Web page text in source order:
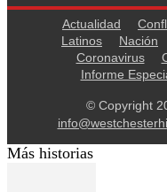
Actualidad
Latinos
Nación
Coronavirus
Informe
© Copyright
Más historias